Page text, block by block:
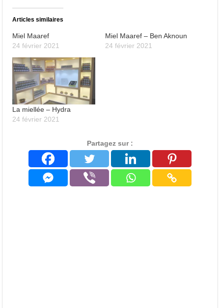
Articles similaires
Miel Maaref
24 février 2021
Miel Maaref – Ben Aknoun
24 février 2021
La miellée – Hydra
24 février 2021
Partagez sur :